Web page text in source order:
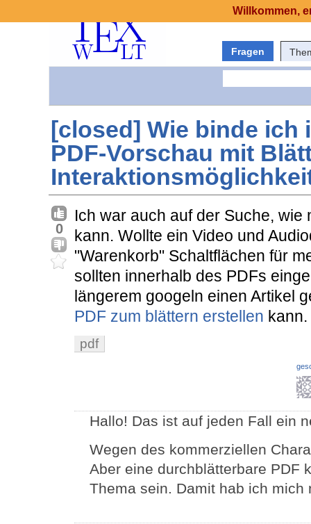
Fragen
[closed] Wie binde ich
PDF-Vorschau mit
0
Ich war auch auf der Suche,
kann. Wollte ein Video und
"Warenkorb" Schaltflächen für
sollten innerhalb des PDFs
längerem googeln einen Artikel
PDF zum blättern erstellen kann.
pdf
Hallo! Das ist auf jeden Fall ein
Wegen des kommerziellen
Aber eine durchblätterbare PDF
Thema sein. Damit hab ich
Willkommen,